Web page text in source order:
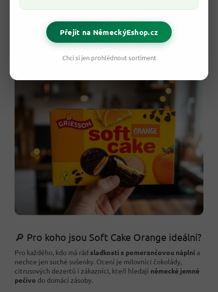
Přejít na NěmeckýEshop.cz
Chci si jen prohlédnout sortiment
příjemné.
Podávej ke kávě nebo čajijako rychlý dezert.
Kombinuj s čerstvým pomerančempro výraznější
Nabídni na společný stůl, když přijde návštěva.
🔎 Pro koho jsou Soft Cake Orange ideální?
Pro každého, kdo má rád sladkosti s pomerančovou náplní a
nechce jen suché sušenky. Ocení je milovníci čokolády,
citrusových dezertů i zákazníci, kteří hledají německé jemné
pečivo do domácí zásoby.